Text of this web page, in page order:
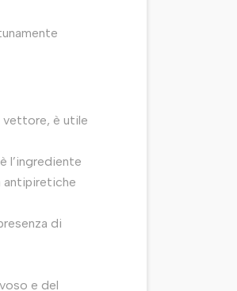
vettore, è utile
l’ingrediente
antipiretiche
di
e del